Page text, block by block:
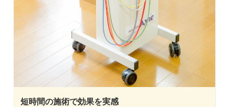
短時間の施術で効果を実感